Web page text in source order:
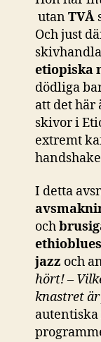
utanTVÅ
Och just
etiopiska
dödliga
att det här
skivor i
extremt
I detta
och
ethioblues
jazz och
hört!–
knastret